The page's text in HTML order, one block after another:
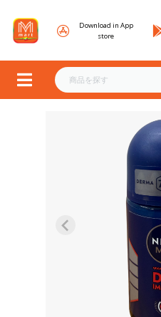
Download in App
store